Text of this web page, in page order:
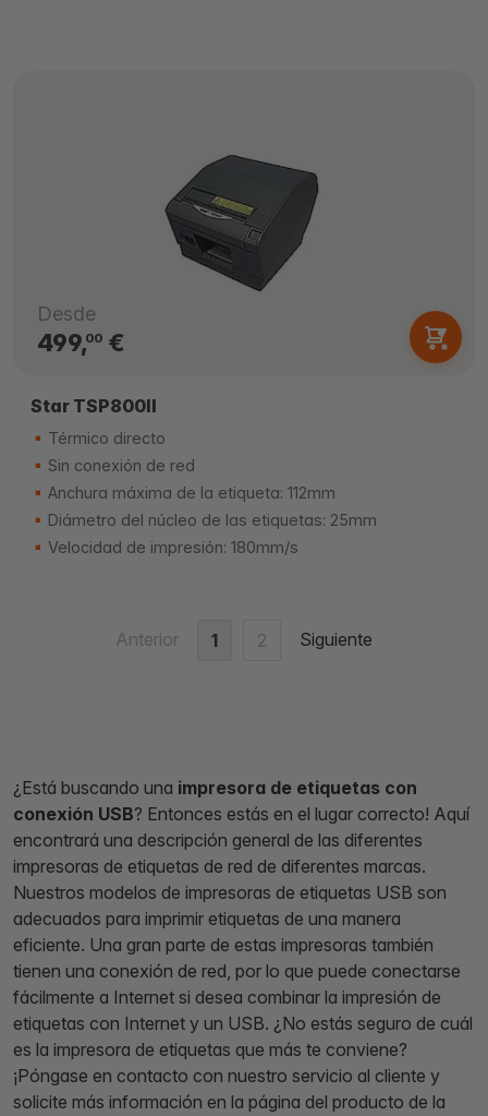
Desde
499,00€
Star TSP800II
Térmico directo
Sin conexión de red
Anchura máxima de la etiqueta: 112mm
Diámetro del núcleo de las etiquetas: 25mm
Velocidad de impresión: 180mm/s
Anterior 1 2 Siguiente
¿Está buscando una impresora de etiquetas con
conexión USB? Entonces estás en el lugar correcto! Aquí
encontrará una descripción general de las diferentes
impresoras de etiquetas de red de diferentes marcas.
Nuestros modelos de impresoras de etiquetas USB son
adecuados para imprimir etiquetas de una manera
eficiente. Una gran parte de estas impresoras también
tienen una conexión de red, por lo que puede conectarse
fácilmente a Internet si desea combinar la impresión de
etiquetas con Internet y un USB. ¿No estás seguro de cuál
es la impresora de etiquetas que más te conviene?
¡Póngase en contacto con nuestro servicio al cliente y
solicite más información en la página del producto de la